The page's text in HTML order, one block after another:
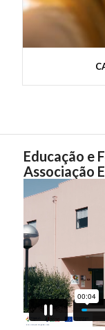
Educação e
Associação